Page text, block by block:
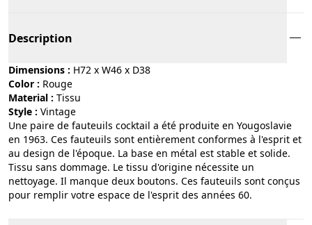
Description
Dimensions : H72 x W46 x D38
Color :
rouge
Material :
tissu
Style :
vintage
Une paire de fauteuils cocktail a été produite en Yougoslavie
en 1963. Ces fauteuils sont entièrement conformes à l'esprit et
au design de l'époque. La base en métal est stable et solide.
Tissu sans dommage. Le tissu d'origine nécessite un
nettoyage. Il manque deux boutons. Ces fauteuils sont conçus
pour remplir votre espace de l'esprit des années 60.